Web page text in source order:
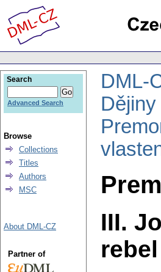
DML-
III.
rebel
Search
Advanced Search
Browse
Collections
Titles
Authors
MSC
About DML-CZ
Partner of